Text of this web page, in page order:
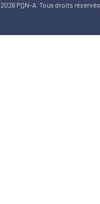
2026 PQN-A. Tous droits réservés.